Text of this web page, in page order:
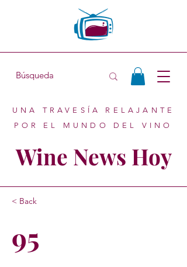
Wine News Hoy
UNA TRAVESÍA RELAJANTE
POR EL MUNDO DEL VINO
< Back
95